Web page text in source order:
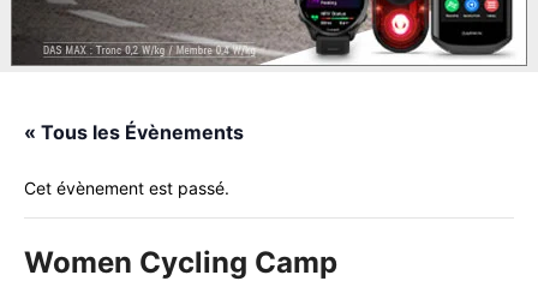
« Tous les Évènements
Cet évènement est passé.
Women Cycling Camp